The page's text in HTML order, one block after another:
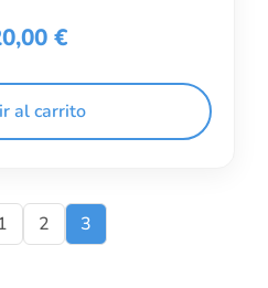
€
al carrito
1 2 3